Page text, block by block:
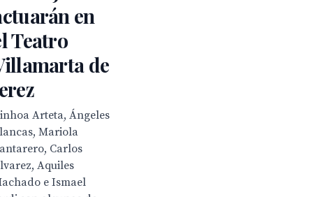
en
Teatro
de
Arteta, Ángeles
Mariola
Carlos
Aquiles
e Ismael